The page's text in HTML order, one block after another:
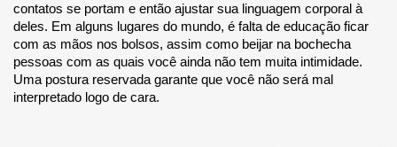
contatos se portam e então ajustar sua linguagem corporal à
deles. Em alguns lugares do mundo, é falta de educação ficar
com as mãos nos bolsos, assim como beijar na bochecha
pessoas com as quais você ainda não tem muita intimidade.
Uma postura reservada garante que você não será mal
interpretado logo de cara.